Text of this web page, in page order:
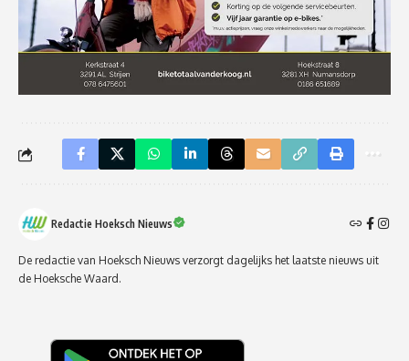
Redactie Hoeksch Nieuws
De redactie van Hoeksch Nieuws verzorgt dagelijks het laatste nieuws uit
de Hoeksche Waard.